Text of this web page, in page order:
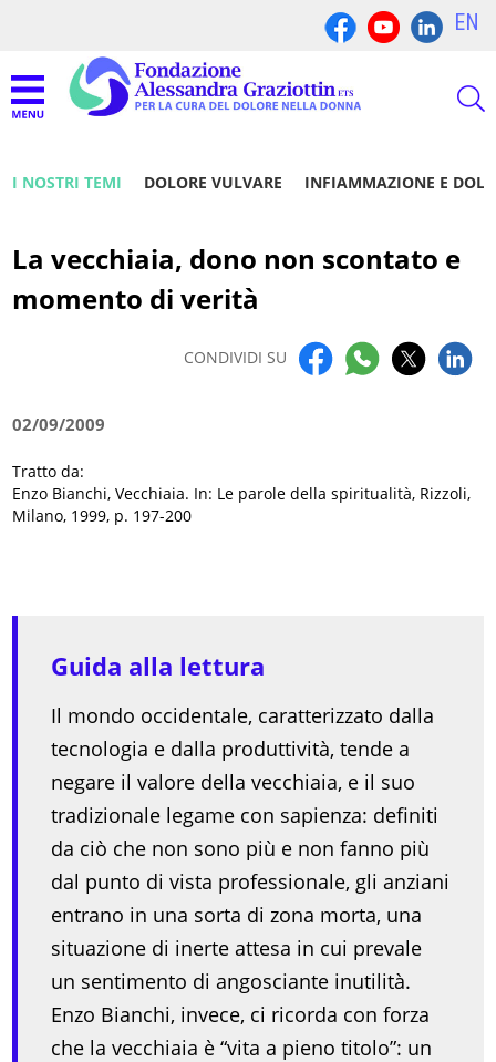
EN
I NOSTRI TEMI DOLORE VULVARE INFIAMMAZIONE E
La vecchiaia, dono non scontato e
momento di verità
CONDIVIDI SU
02/09/2009
Tratto da:
Enzo Bianchi, Vecchiaia. In: Le parole della spiritualità, Rizzoli,
Milano, 1999, p. 197-200
Guida alla lettura
Il mondo occidentale, caratterizzato dalla
tecnologia e dalla produttività, tende a
negare il valore della vecchiaia, e il suo
tradizionale legame con sapienza: definiti
da ciò che non sono più e non fanno più
dal punto di vista professionale, gli anziani
entrano in una sorta di zona morta, una
situazione di inerte attesa in cui prevale
un sentimento di angosciante inutilità.
Enzo Bianchi, invece, ci ricorda con forza
che la vecchiaia è “vita a pieno titolo”: un